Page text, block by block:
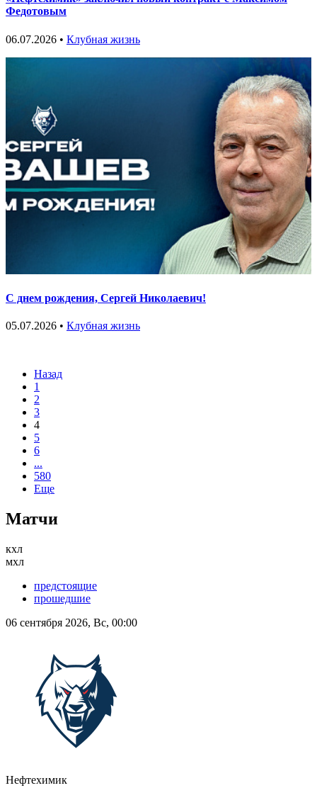
Федотовым
06.07.2026 • Клубная жизнь
С днем рождения, Сергей Николаевич!
05.07.2026 • Клубная жизнь
Назад
1
2
3
4
5
6
...
580
Еще
Матчи
кхл
мхл
предстоящие
прошедшие
06 сентября 2026, Вс, 00:00
Нефтехимик